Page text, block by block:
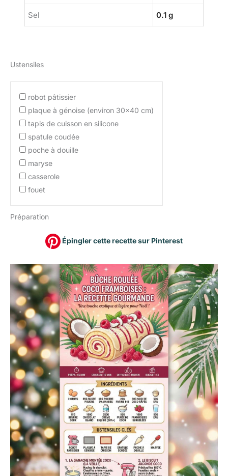
Sel 0.1 g
Ustensiles
robot pâtissier
plaque à génoise (environ 30×40 cm)
tapis de cuisson en silicone
spatule coudée
poche à douille
maryse
casserole
fouet
Préparation
Épingler cette recette sur Pinterest